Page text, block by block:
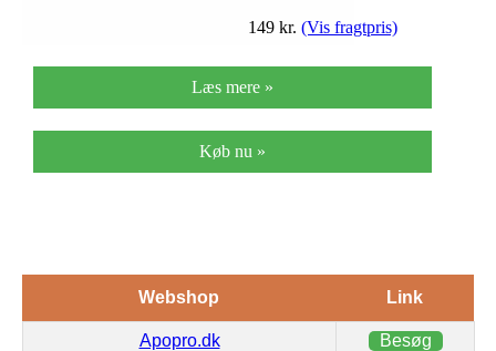
149 kr. (Vis fragtpris)
Læs mere »
Køb nu »
Webshop Link
Apopro.dk Besøg